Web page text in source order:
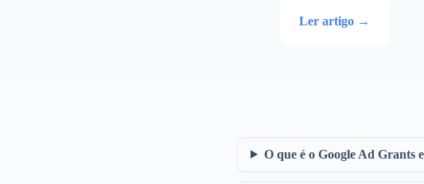
Ler artigo →
O que é o Google Ad Grants